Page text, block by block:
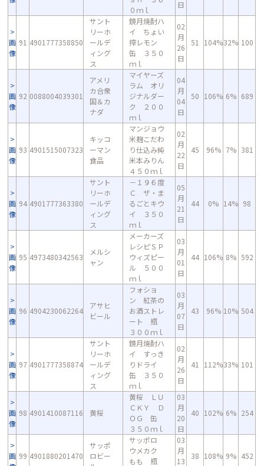
０ｍｌ
日
画
像
91 4901777358850
サント
リーホ
ールデ
ィング
ス
鏡月焼酎ハ
イ ちょい
搾レモン
缶 ３５０
ｍｌ
02
月
26
日
51 104%32% 100
画
像
92 0088004039301
アメリ
カ合衆
国＆カ
ナダ
マイヤーズ
ラム オリ
ジナルダー
ク ２００
ｍｌ
04
月
04
日
50 106% 6% 689
画
像
93 4901515007323
キッコ
ーマン
食品
マンジョウ
米麹こだわ
り仕込み純
米本みりん
４５０ｍｌ
02
月
22
日
45 96% 7% 381
画
像
94 4901777363380
サント
リーホ
ールデ
ィング
ス
－１９６度
Ｃ ザ・ま
るごとキウ
イ ３５０
ｍｌ
05
月
21
日
44 0% 14% 98
画
像
95 4973480342563
メルシ
ャン
メーカーズ
レシピＳＰ
ウィズピー
ル ５００
ｍｌ
03
月
01
日
44 106% 8% 592
画
像
96 4904230062264
アサヒ
ビール
フォショ
ン 紅茶の
お酒ストレ
ート 瓶
３００ｍｌ
03
月
07
日
43 96% 10% 504
画
像
97 4901777358874
サント
リーホ
ールデ
ィング
ス
鏡月焼酎ハ
イ すっき
りドライ
缶 ３５０
ｍｌ
02
月
26
日
41 112%33% 101
画
像
98 4901410087116 黄桜
黄桜 ＬＵ
ＣＫＹ Ｄ
ＯＧ 缶
３５０ｍｌ
03
月
20
日
40 102% 6% 254
画 99 4901880201470
サッポ
ロビー
サッポロ
ウメカク
もも 瓶
03
月
13
38 108% 9% 452